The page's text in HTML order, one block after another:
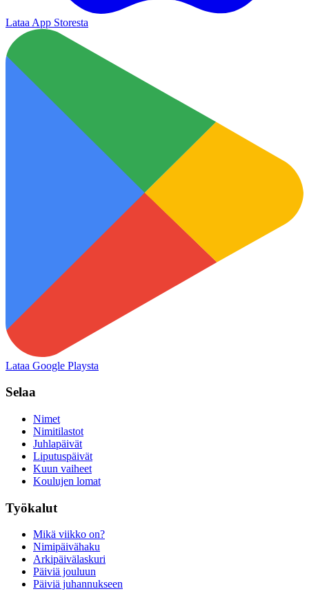
Lataa App Storesta
Lataa Google Playsta
Selaa
Nimet
Nimitilastot
Juhlapäivät
Liputuspäivät
Kuun vaiheet
Koulujen lomat
Työkalut
Mikä viikko on?
Nimipäivähaku
Arkipäivälaskuri
Päiviä jouluun
Päiviä juhannukseen